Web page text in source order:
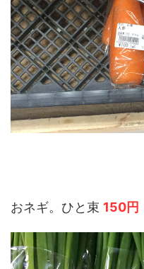
おネギ。ひと束 150円